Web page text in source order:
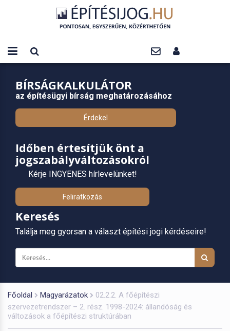
BÍRSÁGKALKULÁTOR
az építésügyi bírság meghatározásához
Érdekel
Időben értesítjük önt a
jogszabályváltozásokról
Kérje INGYENES hírlevelünket!
Feliratkozás
Keresés
Találja meg gyorsan a választ építési jogi kérdéseire!
Főoldal Magyarázatok
02.2.2. A főépítészi
szervezetrendszer – 2. rész. 1998-2024: állandóság és
változások a főépítészi struktúrában